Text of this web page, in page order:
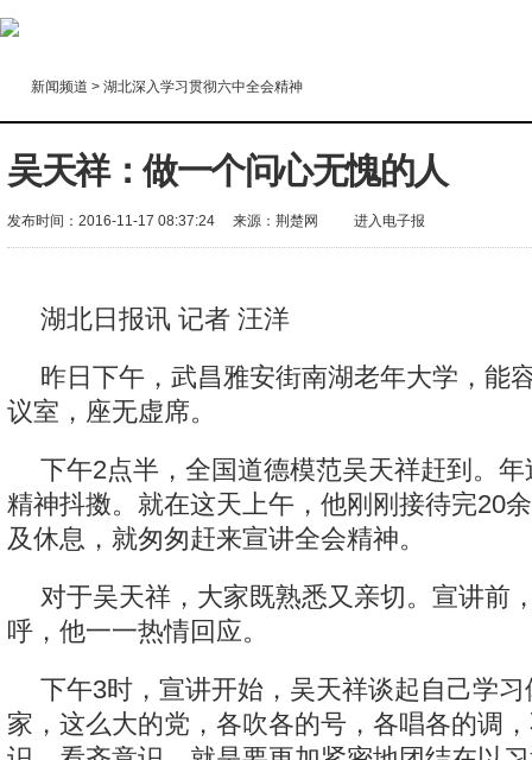
新闻频道 > 湖北深入学习贯彻六中全会精神
吴天祥：做一个问心无愧的人
发布时间：2016-11-17 08:37:24 来源：荆楚网 进入电子报
湖北日报讯 记者 汪洋
昨日下午，武昌雅安街南湖老年大学，能
议室，座无虚席。
下午2点半，全国道德模范吴天祥赶到。
精神抖擞。就在这天上午，他刚刚接待完20
及休息，就匆匆赶来宣讲全会精神。
对于吴天祥，大家既熟悉又亲切。宣讲前
呼，他一一热情回应。
下午3时，宣讲开始，吴天祥谈起自己学习
家，这么大的党，各吹各的号，各唱各的调